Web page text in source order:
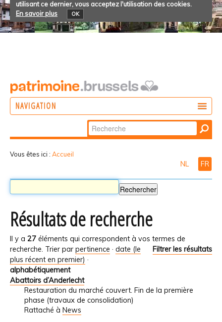
utilisant ce dernier, vous acceptez l'utilisation des cookies.
En savoir plus
OK
NAVIGATION
Chercher par
Recherche
Vous êtes ici : Accueil
NL FR
Résultats de recherche
Il y a 27 éléments qui correspondent à vos termes de
recherche.
Filtrer les résultats
Trier par pertinence · date (le
plus récent en premier) ·
alphabétiquement
Abattoirs d’Anderlecht
Restauration du marché couvert. Fin de la première
phase (travaux de consolidation)
Rattaché à News